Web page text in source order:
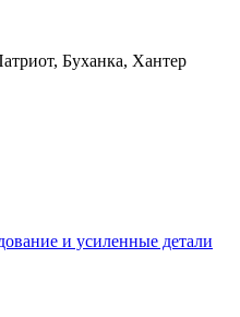
Буханка, Хантер
и усиленные детали